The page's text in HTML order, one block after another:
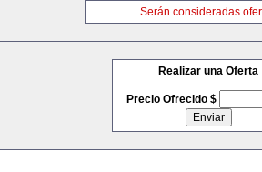
Serán consideradas
Realizar una Oferta
Precio Ofrecido $